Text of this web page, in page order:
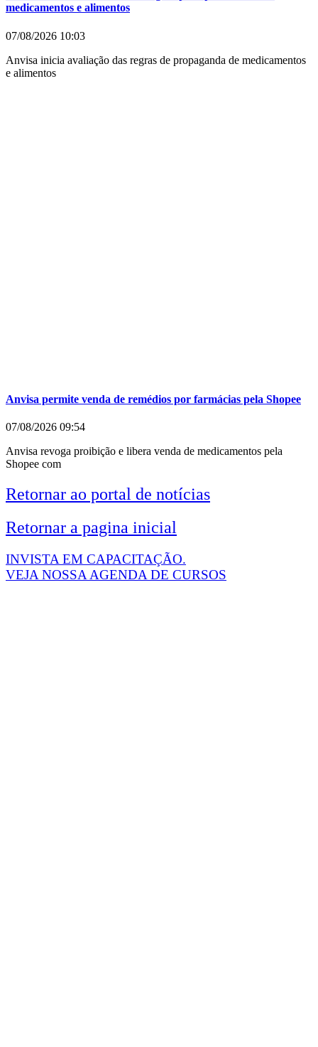
medicamentos e alimentos
07/08/2026 10:03
Anvisa inicia avaliação das regras de propaganda de medicamentos
e alimentos
Anvisa permite venda de remédios por farmácias pela Shopee
07/08/2026 09:54
Anvisa revoga proibição e libera venda de medicamentos pela
Shopee com
Retornar ao portal de notícias
Retornar a pagina inicial
INVISTA EM CAPACITAÇÃO.
VEJA NOSSA AGENDA DE CURSOS